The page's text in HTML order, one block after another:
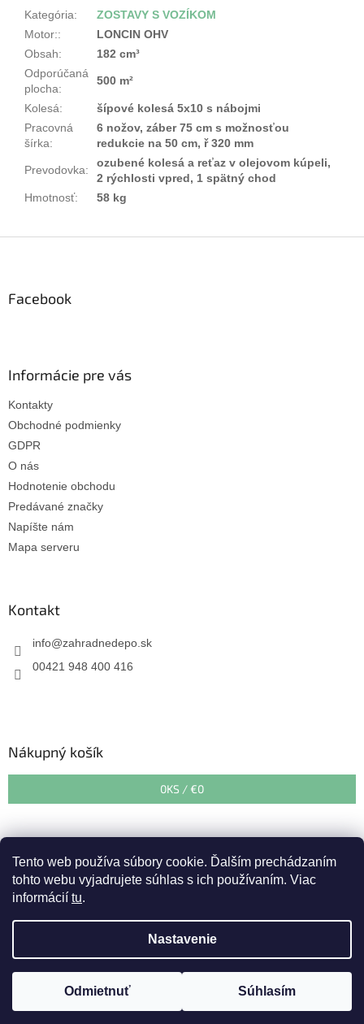
Tento web používa súbory cookie. Ďalším prechádzaním
tohto webu vyjadrujete súhlas s ich používaním. Viac
informácií tu.
Nastavenie
Odmietnuť Súhlasím
Upozorňujeme zákazníkov, že v období od 27. 07. 2026 do 07.08.
Kategória:
ZOSTAVY S VOZÍKOM
Motor::
LONCIN OHV
Obsah:
182 cm³
Odporúčaná
plocha:
500 m²
Kolesá:
šípové kolesá 5x10 s nábojmi
Pracovná
šírka:
6 nožov, záber 75 cm s možnosťou
redukcie na 50 cm, ř 320 mm
Prevodovka:
ozubené kolesá a reťaz v olejovom kúpeli,
2 rýchlosti vpred, 1 spätný chod
Hmotnosť: 58 kg
Facebook
Informácie pre vás
Kontakty
Obchodné podmienky
GDPR
O nás
Hodnotenie obchodu
Predávané značky
Napíšte nám
Mapa serveru
Kontakt
info@zahradnedepo.sk
00421 948 400 416
Nákupný košík
0KS / €0
Vytvoril Shoptet &
Zahradnedepo.sk
Upraviť nastavenie cookies